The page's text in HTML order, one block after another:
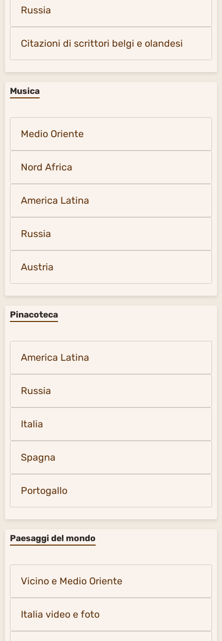
Russia
Citazioni di scrittori belgi e olandesi
Musica
Medio Oriente
Nord Africa
America Latina
Russia
Austria
Pinacoteca
America Latina
Russia
Italia
Spagna
Portogallo
Paesaggi del mondo
Vicino e Medio Oriente
Italia video e foto